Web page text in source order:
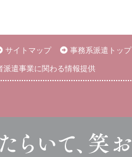
サイトマップ
事務系派遣トップ
派遣事業に関わる情報提供